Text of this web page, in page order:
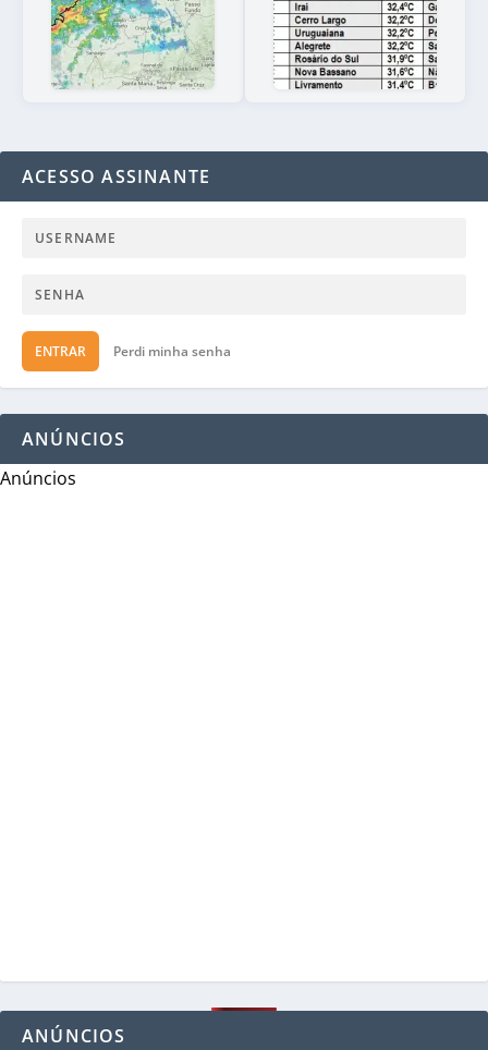
ACESSO ASSINANTE
ENTRAR Perdi minha senha
ANÚNCIOS
Anúncios
ANÚNCIOS